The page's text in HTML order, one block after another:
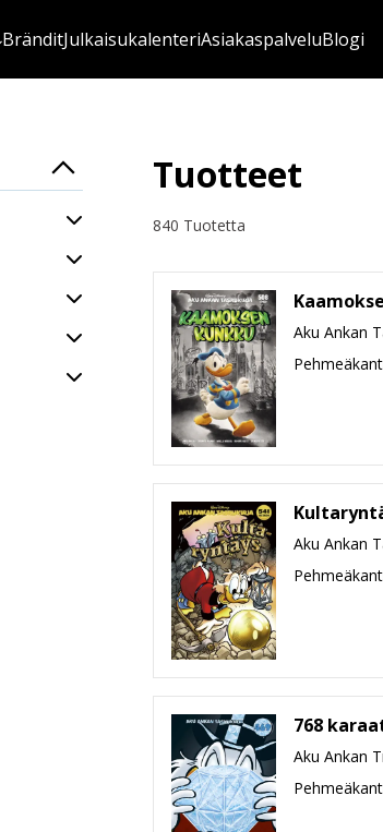
BränditJulkaisukalenteriAsiakaspalveluBlogi
Tuotteet
840 Tuotetta
Aku Ankan
Aku Ankan
768
Aku Ankan